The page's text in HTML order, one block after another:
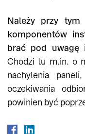
Należy przy tym
komponentów
brać pod uwagę
Chodzi tu m.in. o
nachylenia
oczekiwania
powinien być